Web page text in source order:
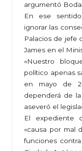
argumentó
En ese
ignorar las
Palacios de jefe
James en el
«Nuestro
político apenas
en mayo de
dependerá de
aseveró el
El expediente
«causa por mal
funciones